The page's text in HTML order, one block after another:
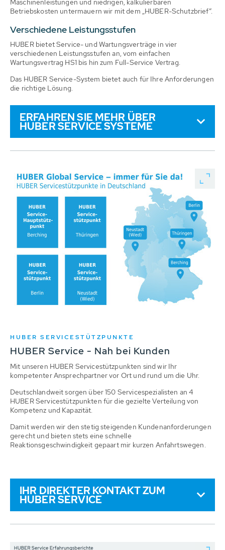
Maschinenleistungen und niedrigen, kalkulierbaren
Betriebskosten untermauern wir mit dem „HUBER-Schutzbrief“.
Verschiedene Leistungsstufen
HUBER bietet Service- und Wartungsverträge in vier
verschiedenen Leistungsstufen an, vom einfachen
Wartungsvertrag HS1 bis hin zum Full-Service Vertrag.
Das HUBER Service-System bietet auch für Ihre Anforderungen
die richtige Lösung.
ERFAHREN SIE MEHR ÜBER
HUBER SERVICE SYSTEME
HUBER SERVICESTÜTZPUNKTE
HUBER Service - Nah bei Kunden
Mit unseren HUBER Servicestützpunkten sind wir Ihr
kompetenter Ansprechpartner vor Ort und rund um die Uhr.
Deutschlandweit sorgen über 150 Servicespezialisten an 4
HUBER Servicestützpunkten für die gezielte Verteilung von
Kompetenz und Kapazität.
Damit werden wir den stetig steigenden Kundenanforderungen
gerecht und bieten stets eine schnelle
Reaktionsgeschwindigkeit gepaart mir kurzen Anfahrtswegen.
IHR DIREKTER KONTAKT ZUM
HUBER SERVICE